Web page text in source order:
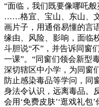
“面临，我们既要像哪吒
……格宜、宝山、东山、
画片子，用通俗易懂的言
缘由、风险、影响，面临
斗胆说“不”，并告诉同窗
一课”。“同窗们领会新型
深切辖区中小学，为同窗
防止感染毒品等学问，同
身法令认识，远离毒品。
会用‘免费皮肤’‘逛戏礼包